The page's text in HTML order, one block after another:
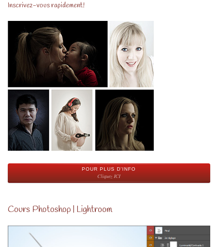
Inscrivez-vous rapidement!
POUR PLUS D'INFO
Cliquez ICI
Cours Photoshop | Lightroom